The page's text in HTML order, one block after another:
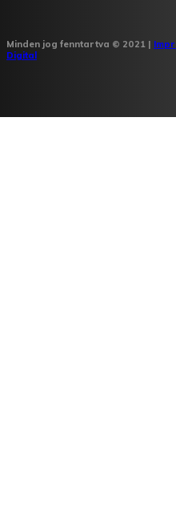
Minden jog fenntartva © 2021 |
Digital